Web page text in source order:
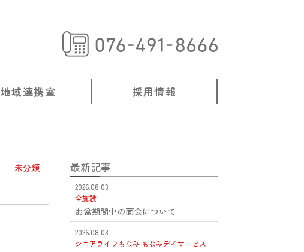
地域連携室 採用情報
未分類 最新記事
2026.08.03
全施設
お盆期間中の面会について
2026.08.03
シニアライフもなみ もなみデイサービス